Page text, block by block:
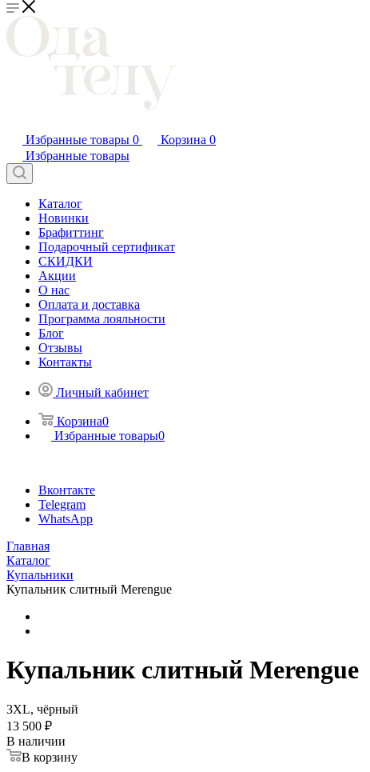
Избранные товары 0 Корзина 0
Избранные товары
Каталог
Новинки
Брафиттинг
Подарочный сертификат
СКИДКИ
Акции
О нас
Оплата и доставка
Программа лояльности
Блог
Отзывы
Контакты
Личный кабинет
Корзина0
Избранные товары0
Вконтакте
Telegram
WhatsApp
Главная
Каталог
Купальники
Купальник слитный Merengue
Купальник слитный Merengue
3XL, чёрный
13 500 ₽
В наличии
В корзину